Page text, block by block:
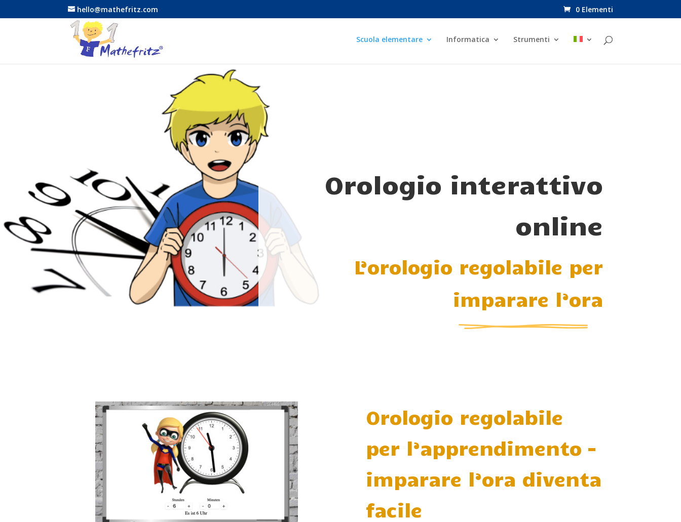
hello@mathefritz.com 0 Elementi
Scuola elementare Informatica Strumenti
Orologio interattivo
online
L’orologio regolabile per
imparare l’ora
Orologio regolabile
per l’apprendimento –
imparare l’ora diventa
facile